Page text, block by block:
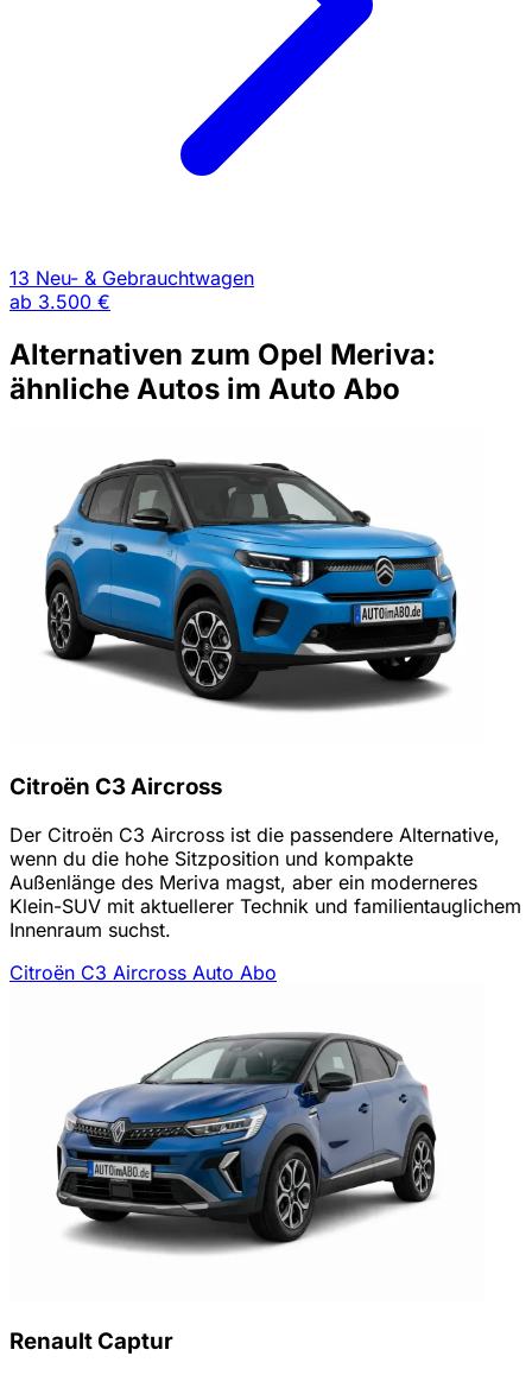
13 Neu- & Gebrauchtwagen
ab 3.500 €
Alternativen zum Opel Meriva:
ähnliche Autos im Auto Abo
Citroën C3 Aircross
Der Citroën C3 Aircross ist die passendere Alternative,
wenn du die hohe Sitzposition und kompakte
Außenlänge des Meriva magst, aber ein moderneres
Klein-SUV mit aktuellerer Technik und familientauglichem
Innenraum suchst.
Citroën C3 Aircross Auto Abo
Renault Captur